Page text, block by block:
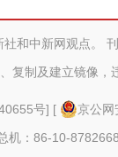
和中新网观点。
复制及建立镜像，
号] [
京公
机：86-10-